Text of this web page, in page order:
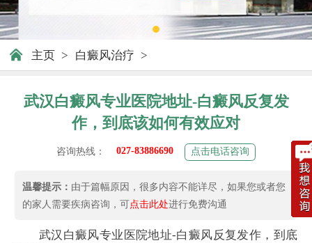
主页 > 白癜风治疗 >
武汉白癜风专业医院地址-白癜风反复发
作，到底该如何有效应对
咨询热线： 027-83886690 点击电话咨询
温馨提示： 由于篇幅原因，很多内容不能详尽，如果您或者您
的家人需要疾病咨询，可点击此处进行免费沟通
武汉白癜风专业医院地址-白癜风反复发作，到底